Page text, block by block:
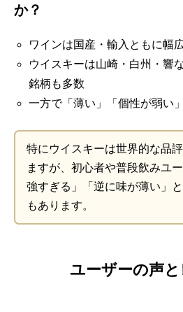
か？
ワインは国産・輸入ともに幅
ウイスキーは山崎・白州・響
銘柄も多数
一方で「薄い」「個性が弱い
特にウイスキーは世界的な品
ますが、初心者や普段飲みユ
強すぎる」「逆に味が薄い」
もあります。
ユーザーの声